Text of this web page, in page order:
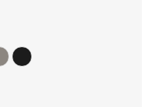
Titan Velvet Black